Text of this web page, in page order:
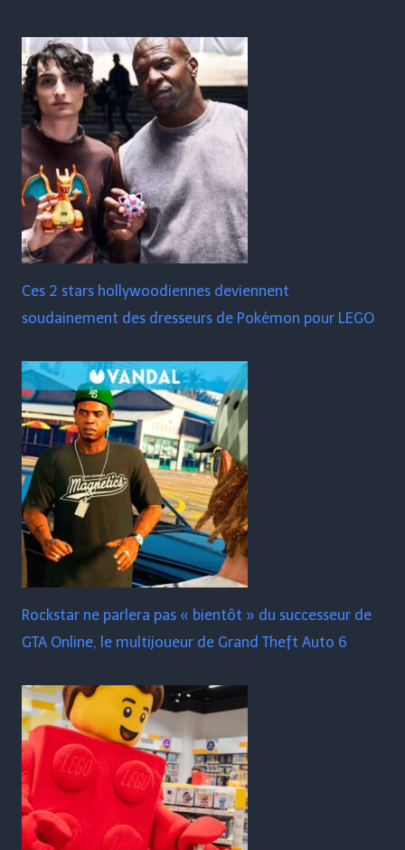
Ces 2 stars hollywoodiennes deviennent
soudainement des dresseurs de Pokémon pour LEGO
Rockstar ne parlera pas « bientôt » du successeur de
GTA Online, le multijoueur de Grand Theft Auto 6